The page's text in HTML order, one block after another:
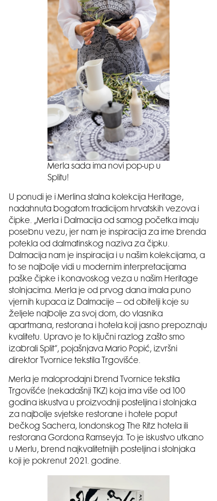
Merla sada ima novi pop-up u
Splitu!
U ponudi je i Merlina stalna kolekcija Heritage,
nadahnuta bogatom tradicijom hrvatskih vezova i
čipke. „Merla i Dalmacija od samog početka imaju
posebnu vezu, jer nam je inspiracija za ime brenda
potekla od dalmatinskog naziva za čipku.
Dalmacija nam je inspiracija i u našim kolekcijama, a
to se najbolje vidi u modernim interpretacijama
paške čipke i konavoskog veza u našim Heritage
stolnjacima. Merla je od prvog dana imala puno
vjernih kupaca iz Dalmacije – od obitelji koje su
željele najbolje za svoj dom, do vlasnika
apartmana, restorana i hotela koji jasno prepoznaju
kvalitetu. Upravo je to ključni razlog zašto smo
izabrali Split“, pojašnjava Mario Popić, izvršni
direktor Tvornice tekstila Trgovišće.
Merla je maloprodajni brend Tvornice tekstila
Trgovišće (nekadašnji TKZ) koja ima više od 100
godina iskustva u proizvodnji posteljina i stolnjaka
za najbolje svjetske restorane i hotele poput
bečkog Sachera, londonskog The Ritz hotela ili
restorana Gordona Ramseyja. To je iskustvo utkano
u Merlu, brend najkvalitetnijih posteljina i stolnjaka
koji je pokrenut 2021. godine.